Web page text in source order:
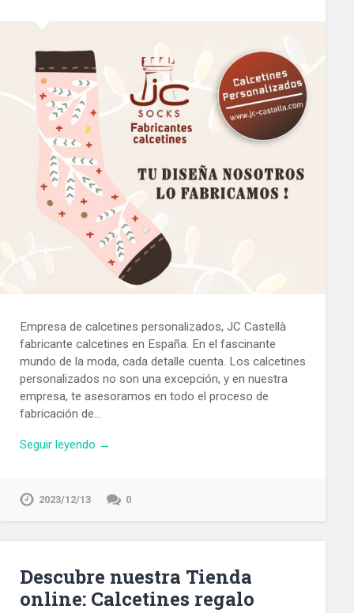
Empresa de calcetines personalizados, JC Castellà
fabricante calcetines en España. En el fascinante
mundo de la moda, cada detalle cuenta. Los calcetines
personalizados no son una excepción, y en nuestra
empresa, te asesoramos en todo el proceso de
fabricación de…
Seguir leyendo →
2023/12/13 0
Descubre nuestra Tienda
online: Calcetines regalo